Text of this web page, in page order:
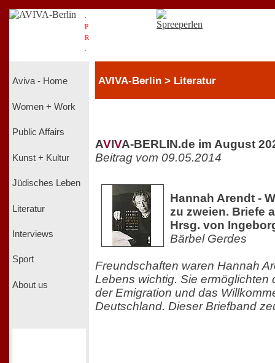
P
R
Aviva - Home
Women + Work
Public Affairs
Kunst + Kultur
Jüdisches Leben
Literatur
Interviews
Sport
About us
AVIVA-Berlin > Literatur
AVIVA-BERLIN.de im August
Beitrag vom 09.05.2014
Hannah Arendt -
zu zweien. Briefe
Hrsg. von
Bärbel Gerdes
Freundschaften waren Hannah
Lebens wichtig. Sie ermöglichten
der Emigration und das
Deutschland. Dieser Briefband